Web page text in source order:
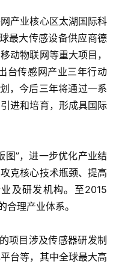
产业核心区太湖国际科
最大传感设备供应商德
动物联网等重大项目，
台传感网产业三年行动
，今后三年将通过一系
进和培育，形成具国际
”，进一步优化产业结
克核心技术瓶颈、提高
及研发机构。至2015
合理产业体系。
目涉及传感器研发制
台等，其中全球最大高